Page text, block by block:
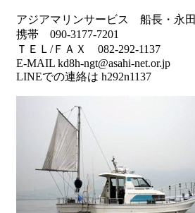
アジアマリンサービス 船長・永田
携帯 090-3177-7201
ＴＥＬ/ＦＡＸ 082-292-1137
E-MAIL kd8h-ngt@asahi-net.or.jp
LINEでの連絡は h292n1137